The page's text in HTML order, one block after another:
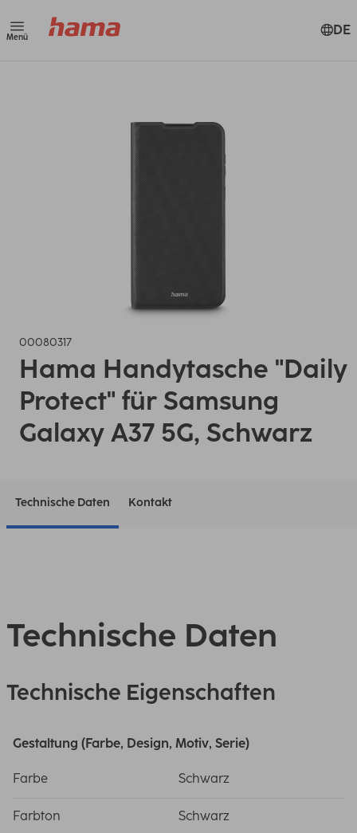
Menü DE
00080317
Hama Handytasche "Daily
Protect" für Samsung
Galaxy A37 5G, Schwarz
Technische Daten Kontakt
Technische Daten
Technische Eigenschaften
Gestaltung (Farbe, Design, Motiv, Serie)
Farbe Schwarz
Farbton Schwarz